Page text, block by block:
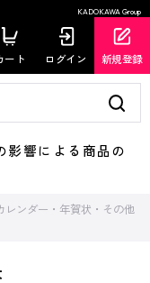
KADOKAWA Group
ート ログイン 新規登録
響による商品の
レンダー・年賀状・その他